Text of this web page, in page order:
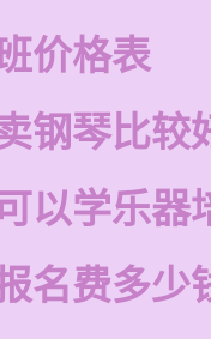
价格表
钢琴比较
以学乐器
名费多少